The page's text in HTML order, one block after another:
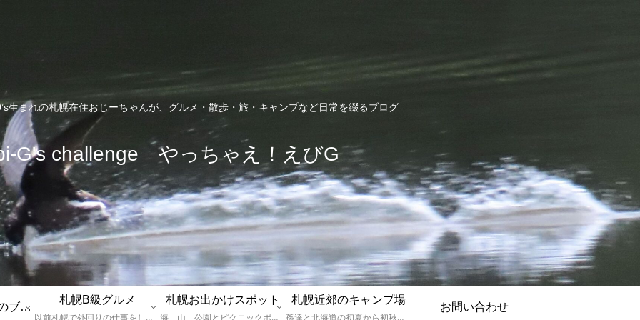
生まれの札幌在住おじーちゃんが、グルメ・散歩・旅・キャンプなど日常を綴るブログ
G's challenge やっちゃえ！えびG
えびGとは？札幌のブログ運営者プロフィール
札幌B級グルメ
以前札幌で外回りの仕事をしていた還暦過ぎブロガー「えびG」がランチ（サラリーマンランチ、サラメシ）を中心に、おそば、ラーメン、中華、日替わりランチを「札幌Bグルメ」と題してレポートしているブログカテゴリーのページです。現在は定年後の再雇用で札幌中とはいかなまでも会社の近くのすすきの界隈や家のある札幌市南区を中心に徘徊しております。
札幌お出かけスポット
海、山、公園とピクニックポイントや名所、旧跡などなど、、、、、札幌はもとより郊外の無理なく日帰りでいって帰ってこれるお出かけスポットを孫っち達（小学５、３年生、幼稚園年長さんの３人）とえびGがお出かけをして紹介しているページです。
札幌近郊のキャンプ場
孫達と北海道の初夏から初秋にかけてキャンプに出かけます。キャンプ場情報だったり料理だったり花火や遊びに虫取りとまさに「やっちゃえ！えびG」やりたい放題のブログです。
お問い合わせ